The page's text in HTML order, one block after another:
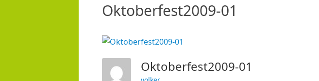
Oktoberfest2009-01
Oktoberfest2009-01